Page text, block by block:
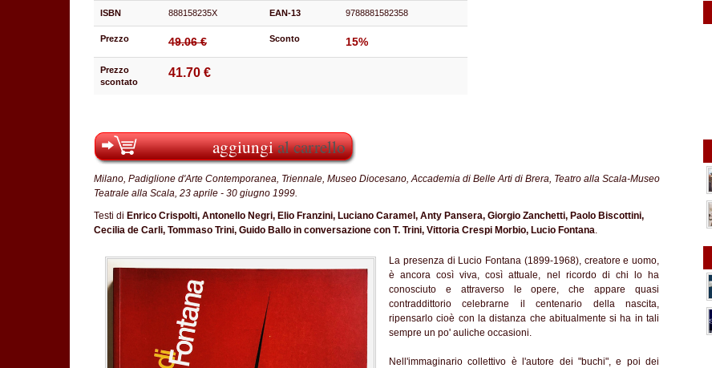
ISBN 888158235X EAN-13 9788881582358
Prezzo 49.06 € Sconto 15%
Prezzo
scontato
41.70 €
aggiungial carrello
Milano, Padiglione d'Arte Contemporanea, Triennale, Museo Diocesano, Accademia di Belle Arti di Brera, Teatro alla Scala-Museo
Teatrale alla Scala, 23 aprile - 30 giugno 1999.
Testi di Enrico Crispolti, Antonello Negri, Elio Franzini, Luciano Caramel, Anty Pansera, Giorgio Zanchetti, Paolo Biscottini,
Cecilia de Carli, Tommaso Trini, Guido Ballo in conversazione con T. Trini, Vittoria Crespi Morbio, Lucio Fontana.
La presenza di Lucio Fontana (1899-1968), creatore e uomo,
è ancora così viva, così attuale, nel ricordo di chi lo ha
conosciuto e attraverso le opere, che appare quasi
contraddittorio celebrarne il centenario della nascita,
ripensarlo cioè con la distanza che abitualmente si ha in tali
sempre un po' auliche occasioni.
Nell'immaginario collettivo è l'autore dei "buchi", e poi dei